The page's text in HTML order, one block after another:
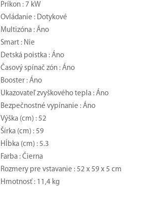
Príkon : 7 kW
Ovládanie : Dotykové
Multizóna : Áno
Smart : Nie
Detská poistka : Áno
Časový spínač zón : Áno
Booster : Áno
Ukazovateľ zvyškového tepla : Áno
Bezpečnostné vypínanie : Áno
Výška (cm) : 52
Šírka (cm) : 59
Hĺbka (cm) : 5.3
Farba : Čierna
Rozmery pre vstavanie : 52 x 59 x 5 cm
Hmotnosť : 11,4 kg